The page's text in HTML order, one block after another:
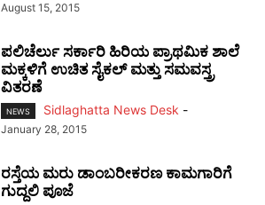
August 15, 2015
ಪಲಿಚೆರ್ಲು ಸರ್ಕಾರಿ ಹಿರಿಯ ಪ್ರಾಥಮಿಕ ಶಾಲೆ
ಮಕ್ಕಳಿಗೆ ಉಚಿತ ಸೈಕಲ್ ಮತ್ತು ಸಮವಸ್ತ್ರ
ವಿತರಣೆ
NEWS Sidlaghatta News Desk -
January 28, 2015
ರಸ್ತೆಯ ಮರು ಡಾಂಬರೀಕರಣ ಕಾಮಗಾರಿಗೆ
ಗುದ್ದಲಿ ಪೂಜೆ